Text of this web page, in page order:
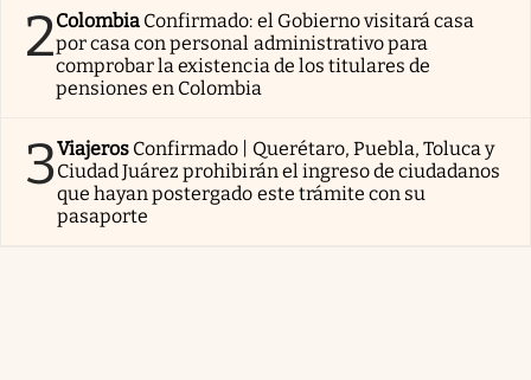
2Colombia Confirmado: el Gobierno visitará casa
por casa con personal administrativo para
comprobar la existencia de los titulares de
pensiones en Colombia
3Viajeros Confirmado | Querétaro, Puebla, Toluca y
Ciudad Juárez prohibirán el ingreso de ciudadanos
que hayan postergado este trámite con su
pasaporte